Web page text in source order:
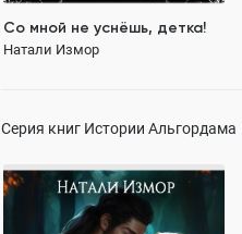
Со мной не уснёшь, детка!
Натали Измор120 ₽
Серия книг Истории Альгордама
Как пройти в библиотеку?